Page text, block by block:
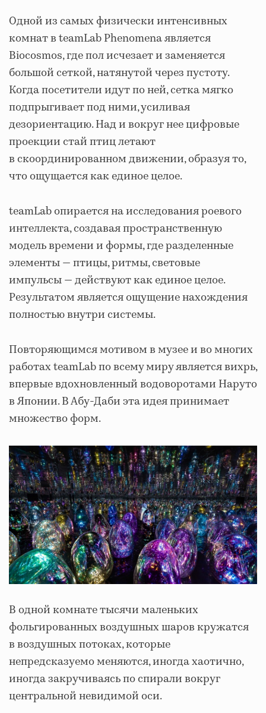
Одной из самых физически интенсивных
комнат в teamLab Phenomena является
Biocosmos, где пол исчезает и заменяется
большой сеткой, натянутой через пустоту.
Когда посетители идут по ней, сетка мягко
подпрыгивает под ними, усиливая
дезориентацию. Над и вокруг нее цифровые
проекции стай птиц летают
в скоординированном движении, образуя то,
что ощущается как единое целое.
teamLab опирается на исследования роевого
интеллекта, создавая пространственную
модель времени и формы, где разделенные
элементы — птицы, ритмы, световые
импульсы — действуют как единое целое.
Результатом является ощущение нахождения
полностью внутри системы.
Повторяющимся мотивом в музее и во многих
работах teamLab по всему миру является вихрь,
впервые вдохновленный водоворотами Наруто
в Японии. В Абу-Даби эта идея принимает
множество форм.
В одной комнате тысячи маленьких
фольгированных воздушных шаров кружатся
в воздушных потоках, которые
непредсказуемо меняются, иногда хаотично,
иногда закручиваясь по спирали вокруг
центральной невидимой оси.